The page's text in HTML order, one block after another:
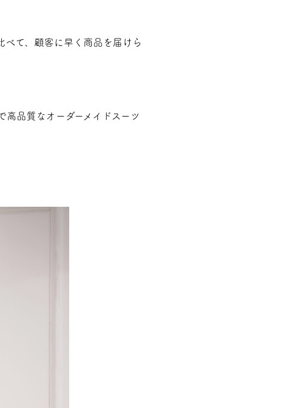
べて、顧客に早く商品を届けら
品質なオーダーメイドスーツ